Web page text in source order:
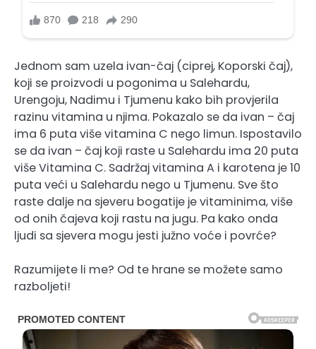
Jednom sam uzela ivan-čaj (ciprej, Koporski čaj),
koji se proizvodi u pogonima u Salehardu,
Urengoju, Nadimu i Tjumenu kako bih provjerila
razinu vitamina u njima. Pokazalo se da ivan – čaj
ima 6 puta više vitamina C nego limun. Ispostavilo
se da ivan – čaj koji raste u Salehardu ima 20 puta
više Vitamina C. Sadržaj vitamina A i karotena je 10
puta veći u Salehardu nego u Tjumenu. Sve što
raste dalje na sjeveru bogatije je vitaminima, više
od onih čajeva koji rastu na jugu. Pa kako onda
ljudi sa sjevera mogu jesti južno voće i povrće?
Razumijete li me? Od te hrane se možete samo
razboljeti!